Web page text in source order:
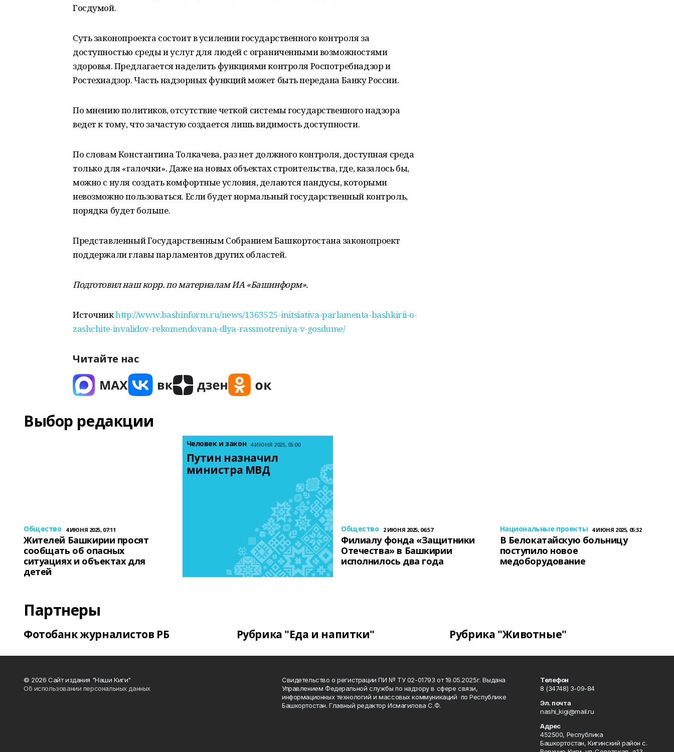
Госдумой.
Суть законопроекта состоит в усилении государственного контроля за
доступностью среды и услуг для людей с ограниченными возможностями
здоровья. Предлагается наделить функциями контроля Роспотребнадзор и
Ростехнадзор. Часть надзорных функций может быть передана Банку России.
По мнению политиков, отсутствие четкой системы государственного надзора
ведет к тому, что зачастую создается лишь видимость доступности.
По словам Константина Толкачева, раз нет должного контроля, доступная среда
только для «галочки». Даже на новых объектах строительства, где, казалось бы,
можно с нуля создать комфортные условия, делаются пандусы, которыми
невозможно пользоваться. Если будет нормальный государственный контроль,
порядка будет больше.
Представленный Государственным Собранием Башкортостана законопроект
поддержали главы парламентов других областей.
Подготовил наш корр. по материалам ИА «Башинформ».
Источникhttp://www.bashinform.ru/news/1363525-initsiativa-parlamenta-bashkirii-o-
zashchite-invalidov-rekomendovana-dlya-rassmotreniya-v-gosdume/
Читайте нас
Выбор редакции
Общество 4 ИЮНЯ 2025, 07:11
Жителей Башкирии просят
сообщать об опасных
ситуациях и объектах для
детей
Человек и закон 4 ИЮНЯ 2025, 05:00
Путин назначил
министра МВД
Общество 2 ИЮНЯ 2025, 06:57
Филиалу фонда «Защитники
Отечества» в Башкирии
исполнилось два года
Национальные проекты 4 ИЮНЯ 2025, 05:32
В Белокатайскую больницу
поступило новое
медоборудование
Партнеры
Фотобанк журналистов РБ Рубрика "Еда и напитки" Рубрика "Животные"
© 2026 Сайт издания "Наши Киги"
Об использовании персональных данных
Свидетельство о регистрации ПИ № ТУ 02-01793 от 19.05.2025г. Выдана
Управлением Федеральной службы по надзору в сфере связи,
информационных технологий и массовых коммуникаций по Республике
Башкортостан. Главный редактор Исмагилова С.Ф.
Телефон
8 (34748) 3-09-84
Эл. почта
nashi_kigi@mail.ru
Адрес
452500, Республика
Башкортостан, Кигинский район с.